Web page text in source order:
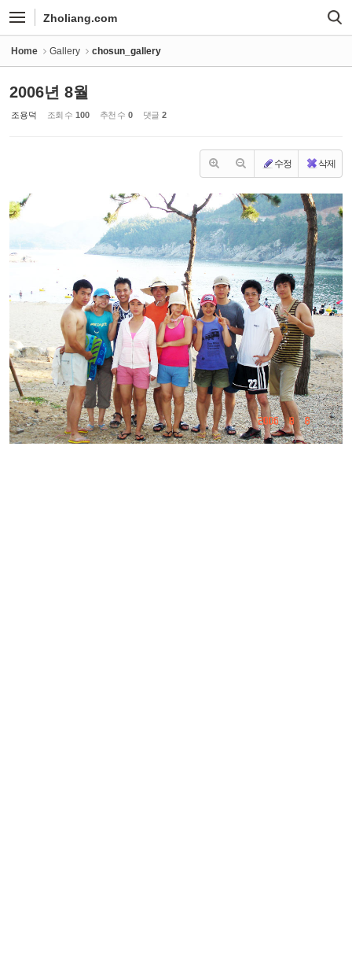
Zholiang.com
Home Gallery chosun_gallery
2006년 8월
조용덕 조회 수 100 추천 수 0 댓글 2
수정 삭제